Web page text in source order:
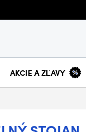
AKCIE A ZĽAVY